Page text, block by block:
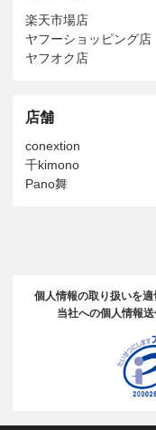
楽天市場店
ヤフーショッピング店
ヤフオク店
店舗
conextion
千kimono
Pano舞
個人情報の取り扱いを適
当社への個人情報